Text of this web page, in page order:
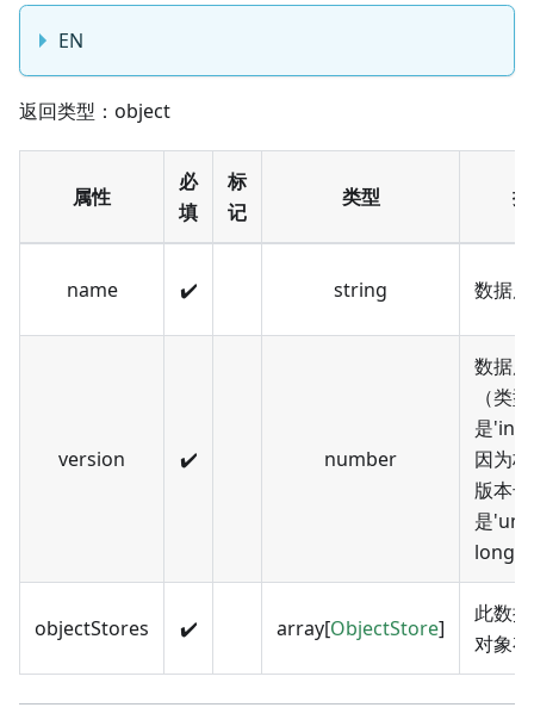
EN
返回类型：object
属性
必
填
标
记
类型
name ✔️ string 数据
version ✔️ number
数据
（类
是
因为
版本
是
long
objectStores ✔️ array[ObjectStore]
此数
对象